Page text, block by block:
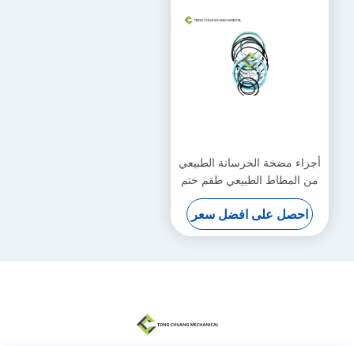
أجزاء مضخة الخرسانة الطبيعي
من المطاط الطبيعي طقم ختم
أسطوانة الذراع القياسي
احصل على افضل سعر